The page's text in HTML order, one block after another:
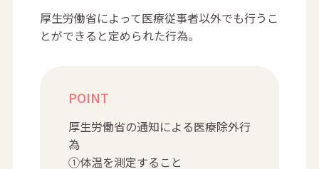
厚生労働省によって医療従事者以外でも行うこ
とができると定められた行為。
POINT
厚生労働省の通知による医療除外行
為
①体温を測定すること